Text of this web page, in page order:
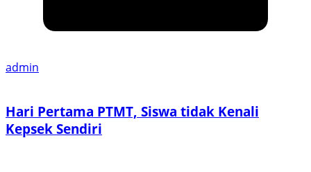
admin
Hari Pertama PTMT, Siswa tidak Kenali
Kepsek Sendiri